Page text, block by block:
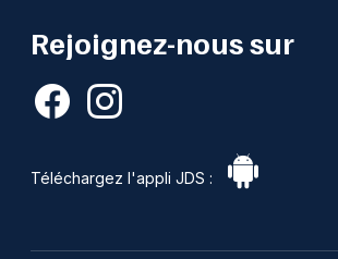
Rejoignez-nous sur
Téléchargez l'appli JDS :